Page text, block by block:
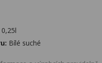
Bílé suché